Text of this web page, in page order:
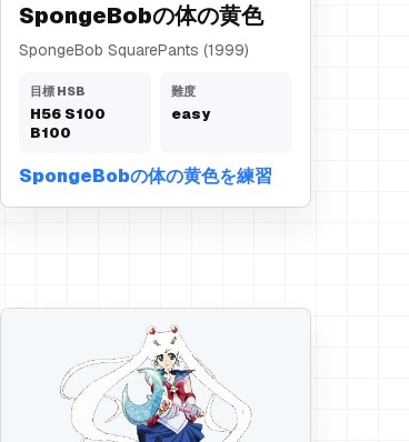
SpongeBobの体の黄色
SpongeBob SquarePants (1999)
目標 HSB
H56 S100
B100
難度
easy
SpongeBobの体の黄色を練習